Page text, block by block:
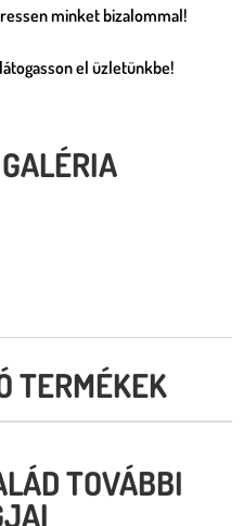
minket bizalommal!
el üzletünkbe!
TERMÉKEK
TOVÁBBI